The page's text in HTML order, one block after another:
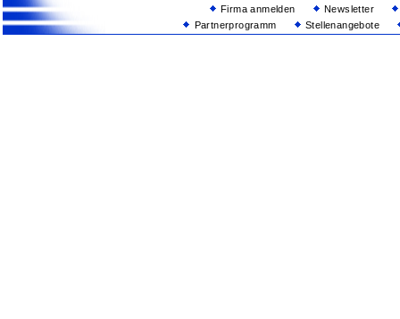
Firma anmelden
Newsletter
Partnerprogramm
Stellenangebote